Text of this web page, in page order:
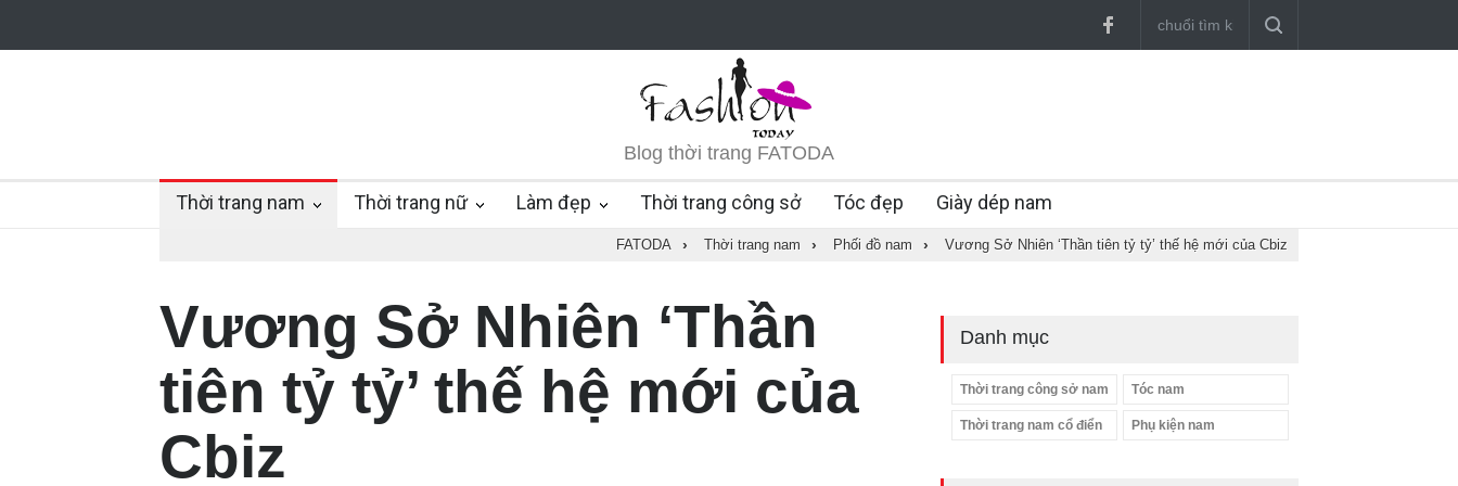
Blog thời trang FATODA
Thời trang nam Thời trang nữ Làm đẹp Thời trang công sở Tóc đẹp Giày dép nam
FATODA › Thời trang nam › Phối đồ nam › Vương Sở Nhiên ‘Thần tiên tỷ tỷ’ thế hệ mới của Cbiz
Vương Sở Nhiên ‘Thần
tiên tỷ tỷ’ thế hệ mới của
Cbiz
Danh mục
Thời trang công sở nam Tóc nam
Thời trang nam cổ điển Phụ kiện nam
Dàn túi hiệu ‘ xịn sò’ của nữ